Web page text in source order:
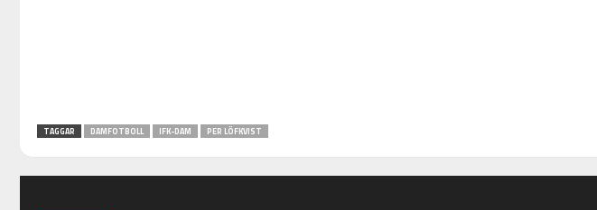
TAGGAR DAMFOTBOLL IFK-DAM PER LÖFKVIST